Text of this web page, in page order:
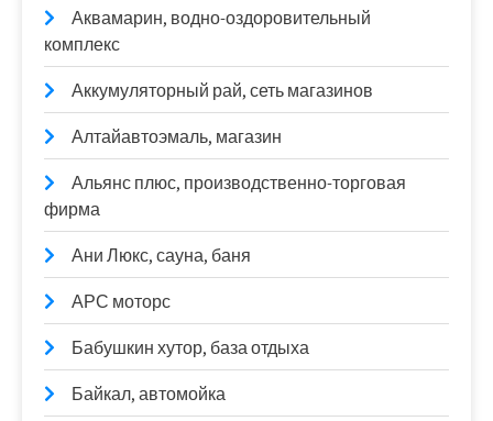
Аквамарин, водно-оздоровительный
комплекс
Аккумуляторный рай, сеть магазинов
Алтайавтоэмаль, магазин
Альянс плюс, производственно-торговая
фирма
Ани Люкс, сауна, баня
АРС моторс
Бабушкин хутор, база отдыха
Байкал, автомойка